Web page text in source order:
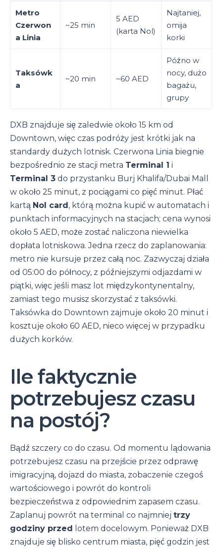
Metro
Czerwon
a Linia
~25 min
5 AED
(karta Nol)
Najtaniej,
omija
korki
Taksówk
a
~20 min ~60 AED
Późno w
nocy, dużo
bagażu,
grupy
DXB znajduje się zaledwie około 15 km od
Downtown, więc czas podróży jest krótki jak na
standardy dużych lotnisk. Czerwona Linia biegnie
bezpośrednio ze stacji metra Terminal 1 i
Terminal 3 do przystanku Burj Khalifa/Dubai Mall
w około 25 minut, z pociągami co pięć minut. Płać
kartą Nol card , którą można kupić w automatach i
punktach informacyjnych na stacjach; cena wynosi
około 5 AED, może zostać naliczona niewielka
dopłata lotniskowa. Jedna rzecz do zaplanowania:
metro nie kursuje przez całą noc. Zazwyczaj działa
od 05:00 do północy, z późniejszymi odjazdami w
piątki, więc jeśli masz lot międzykontynentalny,
zamiast tego musisz skorzystać z taksówki.
Taksówka do Downtown zajmuje około 20 minut i
kosztuje około 60 AED, nieco więcej w przypadku
dużych korków.
Ile faktycznie
potrzebujesz czasu
na postój?
Bądź szczery co do czasu. Od momentu lądowania
potrzebujesz czasu na przejście przez odprawę
imigracyjną, dojazd do miasta, zobaczenie czegoś
wartościowego i powrót do kontroli
bezpieczeństwa z odpowiednim zapasem czasu.
Zaplanuj powrót na terminal co najmniej trzy
godziny przed lotem docelowym. Ponieważ DXB
znajduje się blisko centrum miasta, pięć godzin jest